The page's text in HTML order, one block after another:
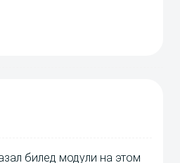
билед модули на этом